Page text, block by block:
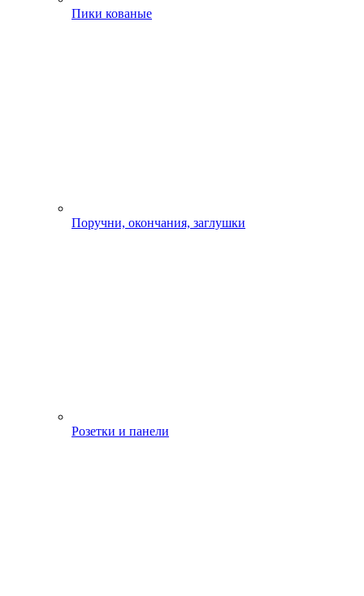
Пики кованые
Поручни, окончания, заглушки
Розетки и панели